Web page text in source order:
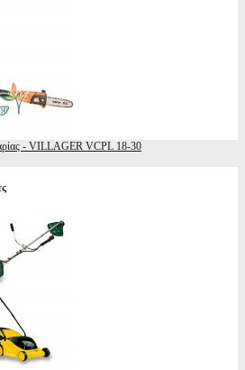
- VILLAGER VCPL 18-30